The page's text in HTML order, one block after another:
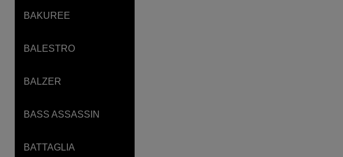
BAKUREE
BALESTRO
BALZER
BASS ASSASSIN
BATTAGLIA